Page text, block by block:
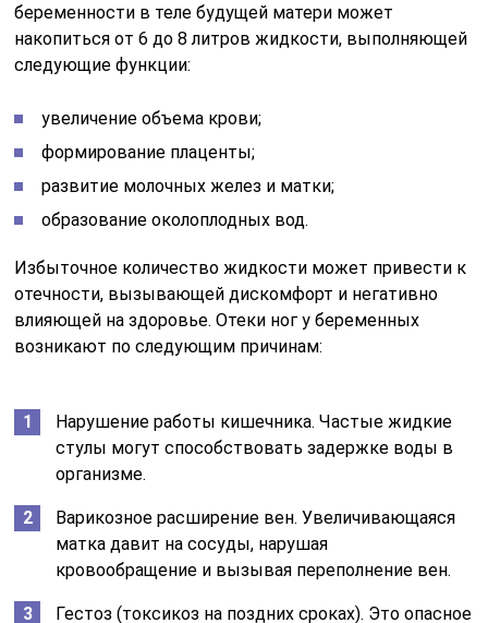
беременности в теле будущей матери может
накопиться от 6 до 8 литров жидкости, выполняющей
следующие функции:
увеличение объема крови;
формирование плаценты;
развитие молочных желез и матки;
образование околоплодных вод.
Избыточное количество жидкости может привести к
отечности, вызывающей дискомфорт и негативно
влияющей на здоровье. Отеки ног у беременных
возникают по следующим причинам:
Нарушение работы кишечника. Частые жидкие
стулы могут способствовать задержке воды в
организме.
Варикозное расширение вен. Увеличивающаяся
матка давит на сосуды, нарушая
кровообращение и вызывая переполнение вен.
Гестоз (токсикоз на поздних сроках). Это опасное